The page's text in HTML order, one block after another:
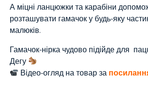
А міцні ланцюжки та карабіни
розташувати гамачок у будь-яку
малюків.
Гамачок-нірка чудово підійде для
Дегу
Відео-огляд на товар за